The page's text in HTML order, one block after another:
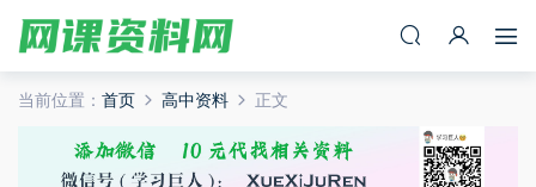
当前位置： 首页 高中资料 正文